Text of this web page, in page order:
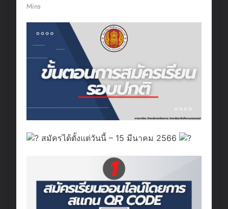
Mins
สมัครได้ตั้งแต่วันนี้ – 15 มีนาคม 2566